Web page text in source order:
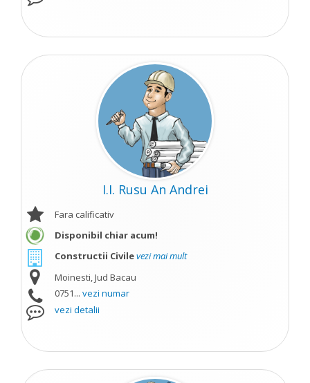
I.I. Rusu An Andrei
Fara calificativ
Disponibil chiar acum!
Constructii Civilevezi mai mult
Moinesti, Jud Bacau
0751... vezi numar
vezi detalii